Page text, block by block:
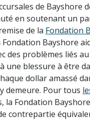
de Bayshore
en soutenant un
de la Fondation
Fondation Bayshore
des problèmes liés
une blessure à être
dollar amassé
demeure. Pour tous
la Fondation
contrepartie